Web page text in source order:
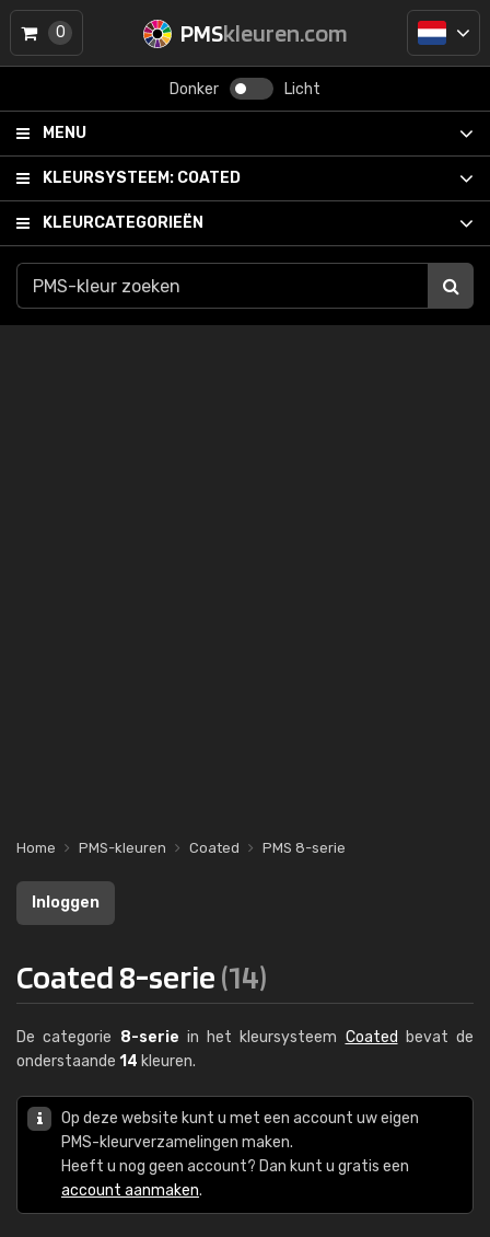
PMSkleuren.com
Donker Licht
MENU
KLEURSYSTEEM: COATED
KLEURCATEGORIEËN
0
Home PMS-kleuren Coated PMS 8-serie
Inloggen
Coated 8-serie(14)
De categorie 8-serie in het kleursysteem Coated bevat de
onderstaande 14 kleuren.
Op deze website kunt u met een account uw eigen
PMS-kleurverzamelingen maken.
Heeft u nog geen account? Dan kunt u gratis een
account aanmaken.